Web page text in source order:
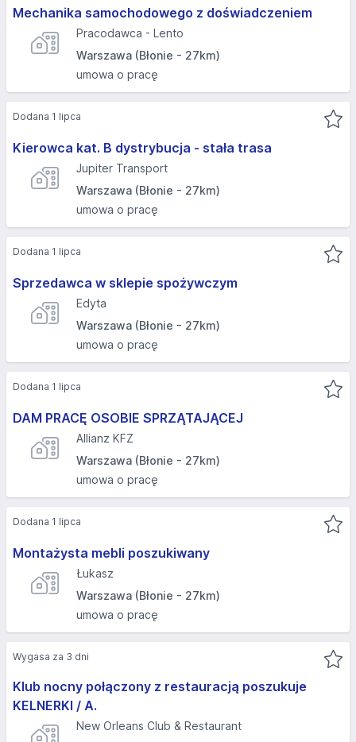
Mechanika samochodowego z doświadczeniem
Pracodawca - Lento
Warszawa (Błonie - 27km)
umowa o pracę
Kierowca kat. B dystrybucja - stała trasa
Jupiter Transport
Warszawa (Błonie - 27km)
umowa o pracę
Dodana 1 lipca
Sprzedawca w sklepie spożywczym
Edyta
Warszawa (Błonie - 27km)
umowa o pracę
Dodana 1 lipca
DAM PRACĘ OSOBIE SPRZĄTAJĄCEJ
Allianz KFZ
Warszawa (Błonie - 27km)
umowa o pracę
Dodana 1 lipca
Montażysta mebli poszukiwany
Łukasz
Warszawa (Błonie - 27km)
umowa o pracę
Dodana 1 lipca
Klub nocny połączony z restauracją poszukuje
KELNERKI / A.
New Orleans Club & Restaurant
Wygasa za 3 dni